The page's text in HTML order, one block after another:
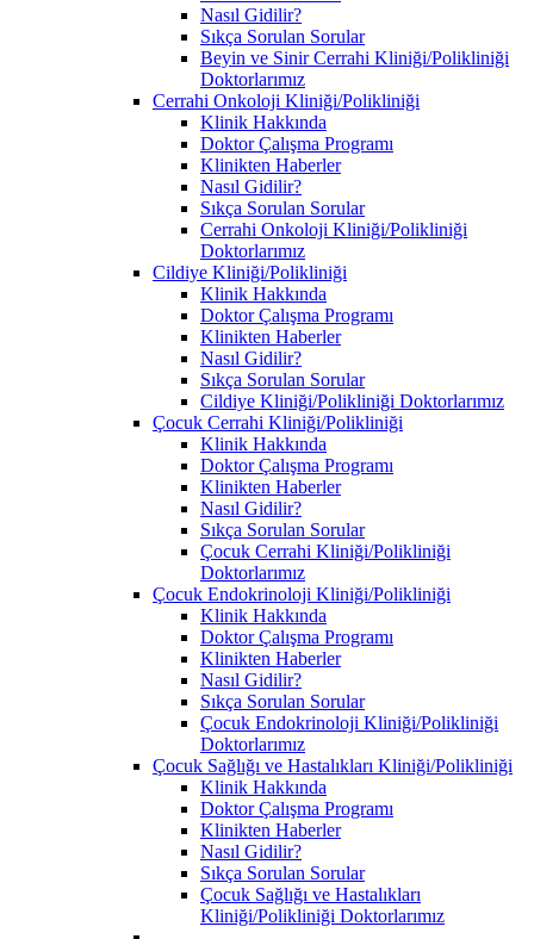
Nasıl Gidilir?
Sıkça Sorulan Sorular
Beyin ve Sinir Cerrahi Kliniği/Polikliniği
Doktorlarımız
Cerrahi Onkoloji Kliniği/Polikliniği
Klinik Hakkında
Doktor Çalışma Programı
Klinikten Haberler
Nasıl Gidilir?
Sıkça Sorulan Sorular
Cerrahi Onkoloji Kliniği/Polikliniği
Doktorlarımız
Cildiye Kliniği/Polikliniği
Klinik Hakkında
Doktor Çalışma Programı
Klinikten Haberler
Nasıl Gidilir?
Sıkça Sorulan Sorular
Cildiye Kliniği/Polikliniği Doktorlarımız
Çocuk Cerrahi Kliniği/Polikliniği
Klinik Hakkında
Doktor Çalışma Programı
Klinikten Haberler
Nasıl Gidilir?
Sıkça Sorulan Sorular
Çocuk Cerrahi Kliniği/Polikliniği
Doktorlarımız
Çocuk Endokrinoloji Kliniği/Polikliniği
Klinik Hakkında
Doktor Çalışma Programı
Klinikten Haberler
Nasıl Gidilir?
Sıkça Sorulan Sorular
Çocuk Endokrinoloji Kliniği/Polikliniği
Doktorlarımız
Çocuk Sağlığı ve Hastalıkları Kliniği/Polikliniği
Klinik Hakkında
Doktor Çalışma Programı
Klinikten Haberler
Nasıl Gidilir?
Sıkça Sorulan Sorular
Çocuk Sağlığı ve Hastalıkları
Kliniği/Polikliniği Doktorlarımız